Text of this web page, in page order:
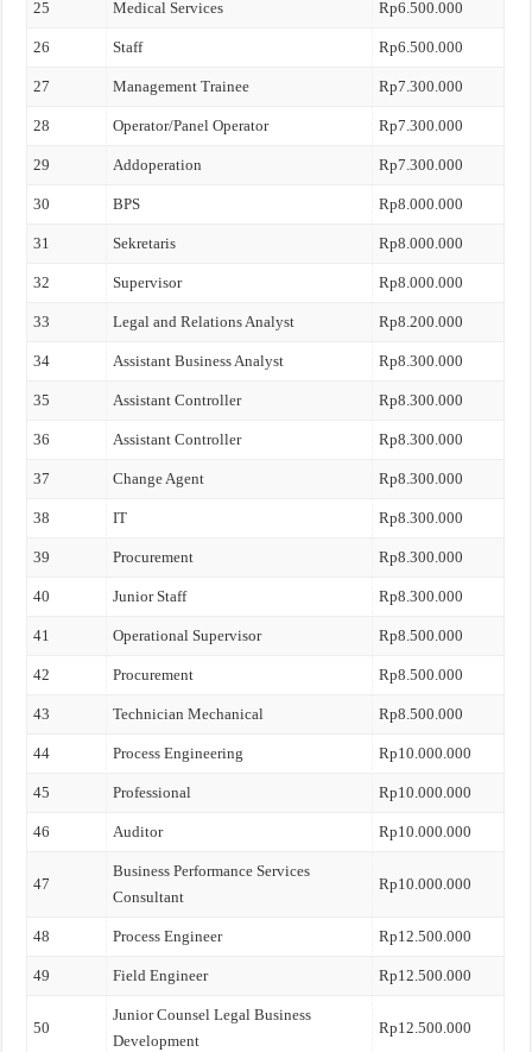
25 Medical Services Rp6.500.000
26 Staff Rp6.500.000
27 Management Trainee Rp7.300.000
28 Operator/Panel Operator Rp7.300.000
29 Addoperation Rp7.300.000
30 BPS Rp8.000.000
31 Sekretaris Rp8.000.000
32 Supervisor Rp8.000.000
33 Legal and Relations Analyst Rp8.200.000
34 Assistant Business Analyst Rp8.300.000
35 Assistant Controller Rp8.300.000
36 Assistant Controller Rp8.300.000
37 Change Agent Rp8.300.000
38 IT Rp8.300.000
39 Procurement Rp8.300.000
40 Junior Staff Rp8.300.000
41 Operational Supervisor Rp8.500.000
42 Procurement Rp8.500.000
43 Technician Mechanical Rp8.500.000
44 Process Engineering Rp10.000.000
45 Professional Rp10.000.000
46 Auditor Rp10.000.000
47
Business Performance Services
Consultant
Rp10.000.000
48 Process Engineer Rp12.500.000
49 Field Engineer Rp12.500.000
50
Junior Counsel Legal Business
Development
Rp12.500.000